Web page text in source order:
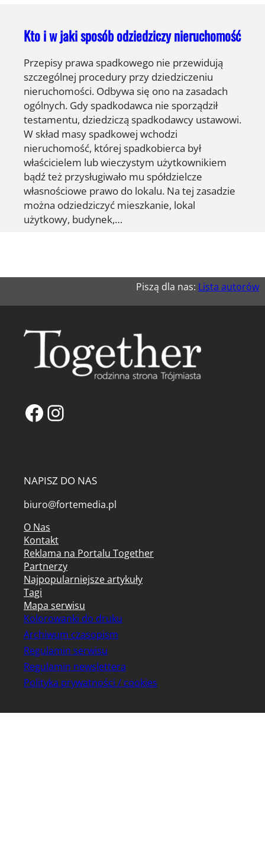
Kto i w jaki sposób odziedziczy nieruchomość
Przepisy prawa spadkowego nie przewidują
szczególnej procedury przy dziedziczeniu
nieruchomości. Odbywa się ono na zasadach
ogólnych. Gdy spadkodawca nie sporządził
testamentu, dziedziczą spadkodawcy ustawowi.
W skład masy spadkowej wchodzi
nieruchomość, której spadkobierca był
właścicielem lub wieczystym użytkownikiem
bądź też przysługiwało mu spółdzielcze
własnościowe prawo do lokalu. Na tej zasadzie
można odziedziczyć mieszkanie, lokal
użytkowy, budynek,…
Piszą dla nas: Lista autorów
Facebook
Instagram
NAPISZ DO NAS
biuro@fortemedia.pl
O Nas
Kontakt
Reklama na Portalu Together
Partnerzy
Najpopularniejsze artykuły
Tagi
Mapa serwisu
Kolorowanki do druku
Archiwum czasopism
Regulamin serwisu
Regulamin newslettera
Polityka prywatności / cookies